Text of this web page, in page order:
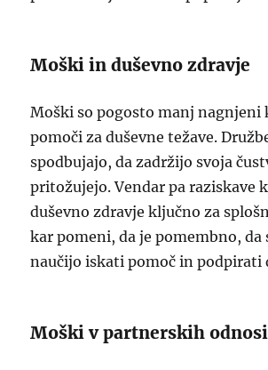
Moški in duševno zdravje
Moški so pogosto manj nagnjeni
pomoči za duševne težave.
spodbujajo, da zadržijo svoja
pritožujejo. Vendar pa raziskave
duševno zdravje ključno za
kar pomeni, da je pomembno, da
naučijo iskati pomoč in podpirati
Moški v partnerskih